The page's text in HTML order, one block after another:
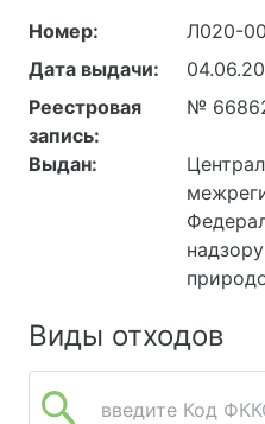
Номер:
Л020-
Дата выдачи:
Реестровая
запись:
№
Выдан:
Виды отходов
введите Код